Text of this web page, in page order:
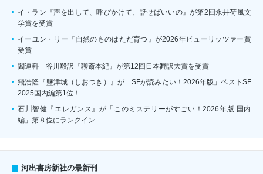
イ・ラン『声を出して、呼びかけて、話せばいいの』が第2回永井荷風文
学賞を受賞
イーユン・リー『自然のものはただ育つ』が2026年ピューリッツァー賞
受賞
閻連科 谷川毅訳『聊斎本紀』が第12回日本翻訳大賞を受賞
飛浩隆『鹽津城（しおつき）』が「SFが読みたい！2026年版」ベストSF
2025国内編第1位！
石川智健『エレガンス』が「このミステリーがすごい！2026年版 国内
編」第８位にランクイン
河出書房新社の最新刊